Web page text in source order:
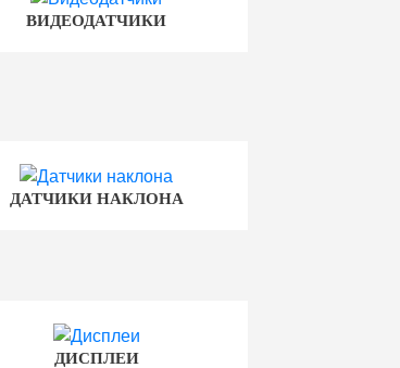
ВИДЕОДАТЧИКИ
ДАТЧИКИ НАКЛОНА
ДИСПЛЕИ